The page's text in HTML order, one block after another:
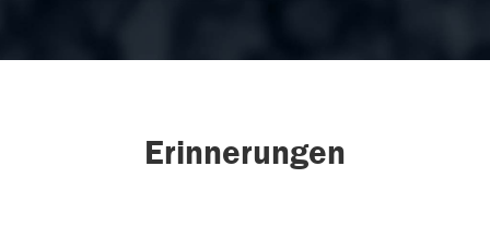
Erinnerungen